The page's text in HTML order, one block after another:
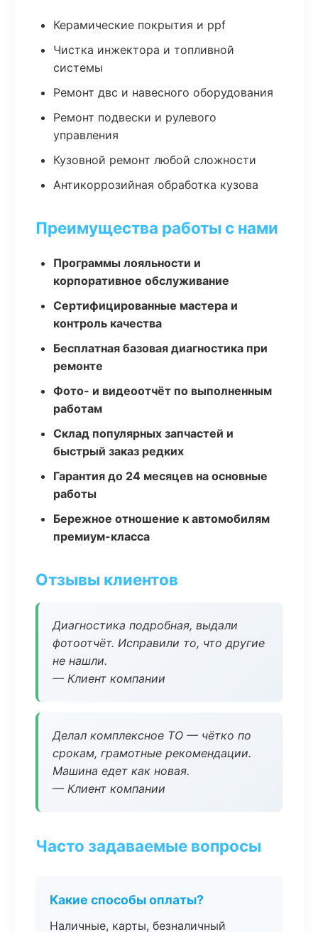
Керамические покрытия и ppf
Чистка инжектора и топливной
системы
Ремонт двс и навесного оборудования
Ремонт подвески и рулевого
управления
Кузовной ремонт любой сложности
Антикоррозийная обработка кузова
Преимущества работы с нами
Программы лояльности и
корпоративное обслуживание
Сертифицированные мастера и
контроль качества
Бесплатная базовая диагностика при
ремонте
Фото- и видеоотчёт по выполненным
работам
Склад популярных запчастей и
быстрый заказ редких
Гарантия до 24 месяцев на основные
работы
Бережное отношение к автомобилям
премиум-класса
Отзывы клиентов
Диагностика подробная, выдали
фотоотчёт. Исправили то, что другие
не нашли.
— Клиент компании
Делал комплексное ТО — чётко по
срокам, грамотные рекомендации.
Машина едет как новая.
— Клиент компании
Часто задаваемые вопросы
Какие способы оплаты?
Наличные, карты, безналичный